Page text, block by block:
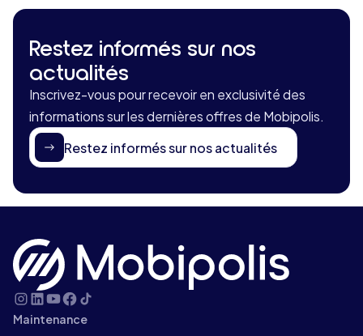
Restez informés sur nos
actualités
Inscrivez-vous pour recevoir en exclusivité des
informations sur les dernières offres de Mobipolis.
Restez informés sur nos actualités
Maintenance